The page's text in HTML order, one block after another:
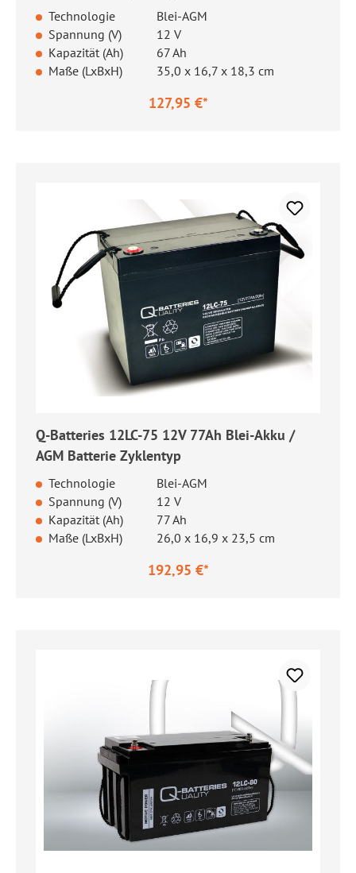
Technologie
Blei-AGM
Spannung (V)
12 V
Kapazität (Ah)
67 Ah
Maße (LxBxH)
35,0 x 16,7 x 18,3 cm
127,95 €*
Q-Batteries 12LC-75 12V 77Ah Blei-Akku /
AGM Batterie Zyklentyp
Technologie
Blei-AGM
Spannung (V)
12 V
Kapazität (Ah)
77 Ah
Maße (LxBxH)
26,0 x 16,9 x 23,5 cm
192,95 €*